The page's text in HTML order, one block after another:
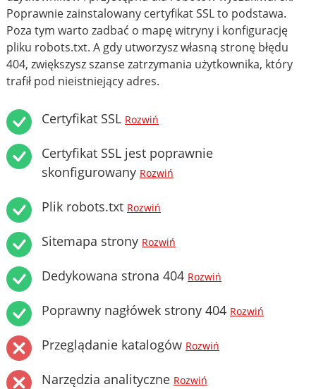
Poprawnie zainstalowany certyfikat SSL to podstawa.
Poza tym warto zadbać o mapę witryny i konfigurację
pliku robots.txt. A gdy utworzysz własną stronę błędu
404, zwiększysz szanse zatrzymania użytkownika, który
trafił pod nieistniejący adres.
Certyfikat SSL Rozwiń
Certyfikat SSL jest poprawnie
skonfigurowany Rozwiń
Plik robots.txt Rozwiń
Sitemapa strony Rozwiń
Dedykowana strona 404 Rozwiń
Poprawny nagłówek strony 404 Rozwiń
Przeglądanie katalogów Rozwiń
Narzędzia analityczne Rozwiń